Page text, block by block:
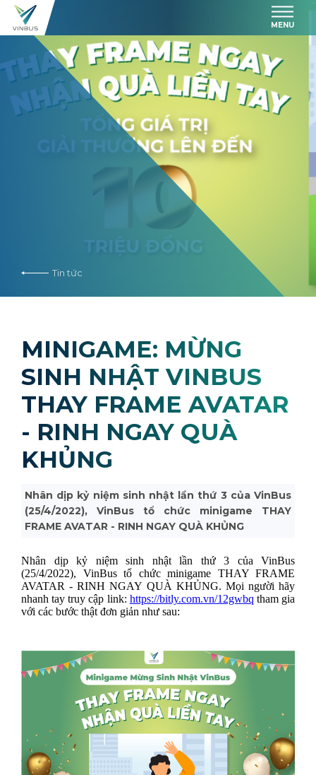
MENU
Tin tức
MINIGAME: MỪNG
SINH NHẬT VINBUS
THAY FRAME AVATAR
- RINH NGAY QUÀ
KHỦNG
Nhân dịp kỷ niệm sinh nhật lần thứ 3 của VinBus
(25/4/2022), VinBus tổ chức minigame THAY
FRAME AVATAR - RINH NGAY QUÀ KHỦNG
Nhân dịp kỷ niệm sinh nhật lần thứ 3 của VinBus
(25/4/2022), VinBus tổ chức minigame THAY FRAME
AVATAR - RINH NGAY QUÀ KHỦNG. Mọi người hãy
nhanh tay truy cập link: https://bitly.com.vn/12gwbq tham gia
với các bước thật đơn giản như sau: